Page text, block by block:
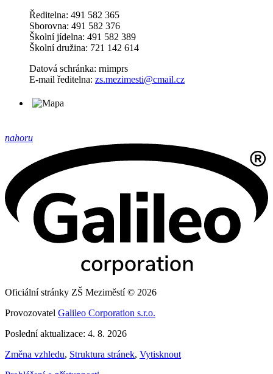
Ředitelna: 491 582 365
Sborovna: 491 582 376
Školní jídelna: 491 582 389
Školní družina: 721 142 614
Datová schránka: rnimprs
E-mail ředitelna: zs.mezimesti@cmail.cz
nahoru
Oficiální stránky ZŠ Meziměstí © 2026
Provozovatel Galileo Corporation s.r.o.
Poslední aktualizace: 4. 8. 2026
Změna vzhledu, Struktura stránek, Vytisknout